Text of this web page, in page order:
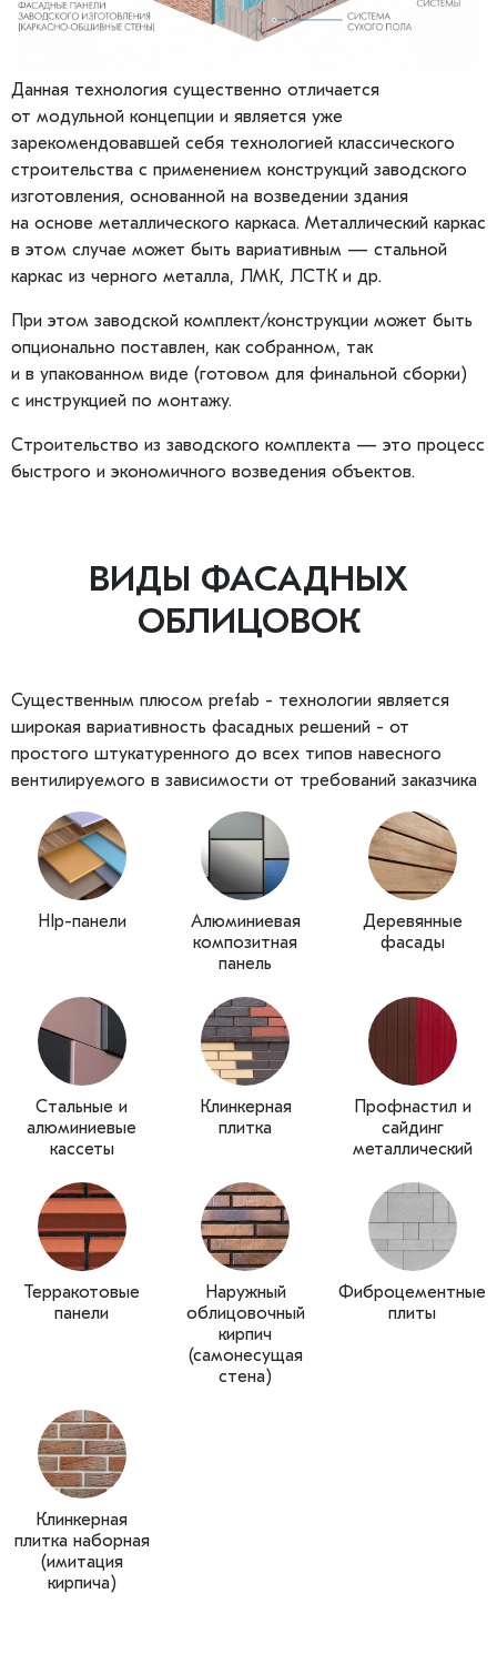
Данная технология существенно отличается
от модульной концепции и является уже
зарекомендовавшей себя технологией классического
строительства с применением конструкций заводского
изготовления, основанной на возведении здания
на основе металлического каркаса. Металлический каркас
в этом случае может быть вариативным — стальной
каркас из черного металла, ЛМК, ЛСТК и др.
При этом заводской комплект/конструкции может быть
опционально поставлен, как собранном, так
и в упакованном виде (готовом для финальной сборки)
с инструкцией по монтажу.
Строительство из заводского комплекта — это процесс
быстрого и экономичного возведения объектов.
ВИДЫ ФАСАДНЫХ
ОБЛИЦОВОК
Существенным плюсом prefab - технологии является
широкая вариативность фасадных решений - от
простого штукатуренного до всех типов навесного
вентилируемого в зависимости от требований заказчика
HIp-панели
Алюминиевая
композитная
панель
Деревянные
фасады
Стальные и
алюминиевые
кассеты
Клинкерная
плитка
Профнастил и
сайдинг
металлический
Терракотовые
панели
Наружный
облицовочный
кирпич
(самонесущая
стена)
Фиброцементные
плиты
Клинкерная
плитка наборная
(имитация
кирпича)